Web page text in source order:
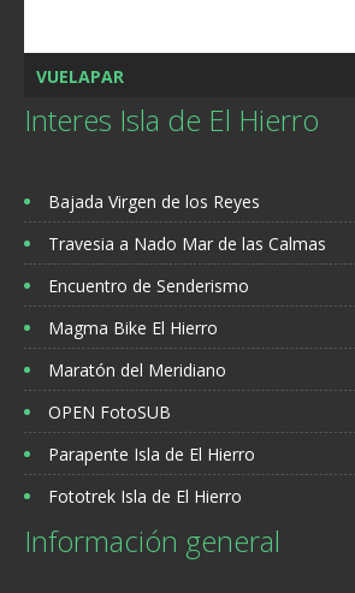
VUELAPAR
Interes Isla de El Hierro
Bajada Virgen de los Reyes
Travesia a Nado Mar de las Calmas
Encuentro de Senderismo
Magma Bike El Hierro
Maratón del Meridiano
OPEN FotoSUB
Parapente Isla de El Hierro
Fototrek Isla de El Hierro
Información general